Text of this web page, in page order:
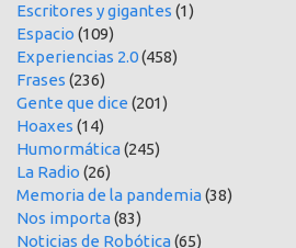
Escritores y gigantes (1)
Espacio (109)
Experiencias 2.0(458)
Frases (236)
Gente que dice (201)
Hoaxes (14)
Humormática(245)
La Radio (26)
Memoria de la pandemia(38)
Nos importa(83)
Noticias de Robótica(65)